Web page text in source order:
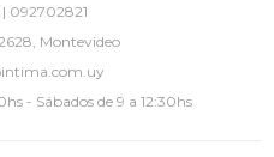
092702821
Montevideo
- Sábados de 9 a 12:30hs